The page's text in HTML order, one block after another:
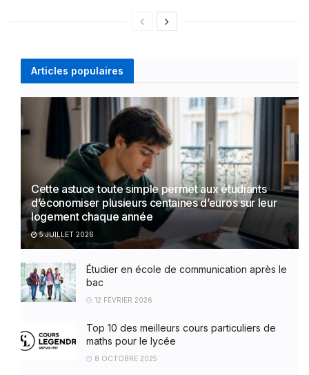
Articles populaires
Cette astuce toute simple permet aux étudiants
d’économiser plusieurs centaines d’euros sur leur
logement chaque année
5 JUILLET 2026
Étudier en école de communication après le
bac
12 FÉVRIER 2026
Top 10 des meilleurs cours particuliers de
maths pour le lycée
8 OCTOBRE 2025